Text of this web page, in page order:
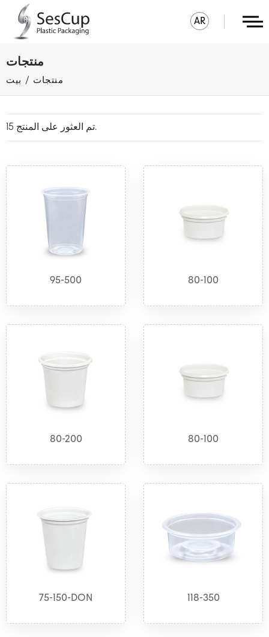
AR
منتجات
بيت منتجات
15 تم العثور على المنتج.
95-500 80-100
80-200 80-100
75-150-DON 118-350